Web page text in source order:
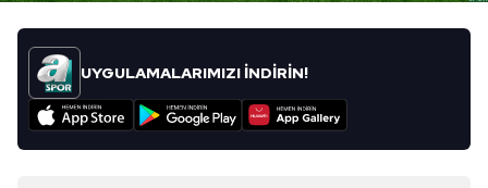
UYGULAMALARIMIZI İNDİRİN!